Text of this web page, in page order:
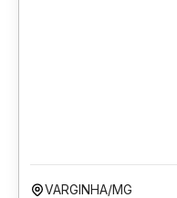
VARGINHA/MG